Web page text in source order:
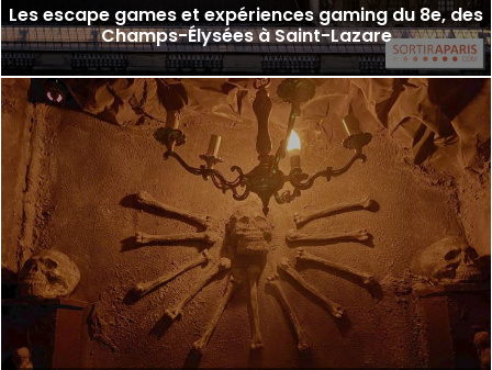
Les escape games et expériences gaming du 8e, des
Champs-Élysées à Saint-Lazare